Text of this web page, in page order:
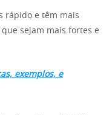
rápido e têm mais
sejam mais fortes e
exemplos, e